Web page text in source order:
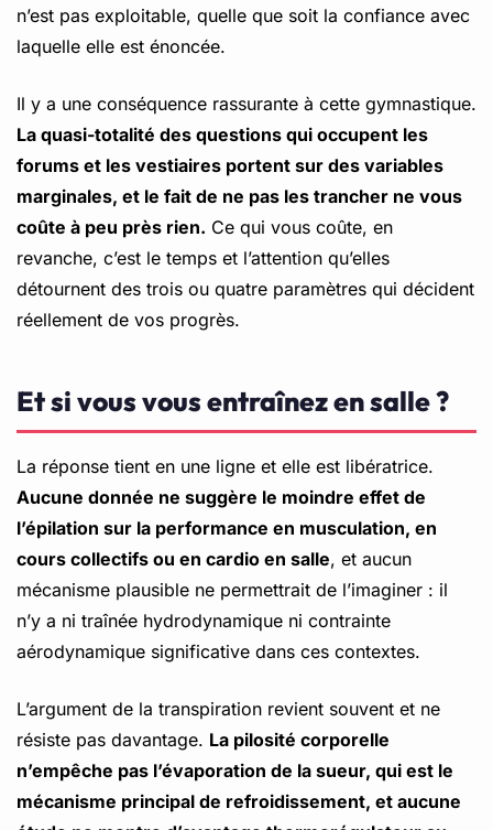
n’est pas exploitable, quelle que soit la confiance avec
laquelle elle est énoncée.
Il y a une conséquence rassurante à cette gymnastique.
La quasi-totalité des questions qui occupent les
forums et les vestiaires portent sur des variables
marginales, et le fait de ne pas les trancher ne vous
coûte à peu près rien. Ce qui vous coûte, en
revanche, c’est le temps et l’attention qu’elles
détournent des trois ou quatre paramètres qui décident
réellement de vos progrès.
Et si vous vous entraînez en salle ?
La réponse tient en une ligne et elle est libératrice.
Aucune donnée ne suggère le moindre effet de
l’épilation sur la performance en musculation, en
cours collectifs ou en cardio en salle, et aucun
mécanisme plausible ne permettrait de l’imaginer : il
n’y a ni traînée hydrodynamique ni contrainte
aérodynamique significative dans ces contextes.
L’argument de la transpiration revient souvent et ne
résiste pas davantage. La pilosité corporelle
n’empêche pas l’évaporation de la sueur, qui est le
mécanisme principal de refroidissement, et aucune